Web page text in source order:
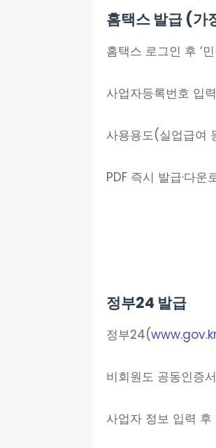
홈택스 발급 (가
홈택스 로그인 후 ‘
사업자등록번호 입
사용용도(실업급여
PDF 즉시 발급·다
정부24 발급
정부24(
비회원도 공동인증
사업자 정보 입력